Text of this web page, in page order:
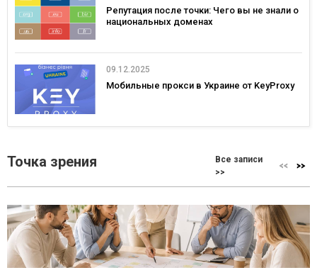
Репутация после точки: Чего вы не знали о
национальных доменах
09.12.2025
Мобильные прокси в Украине от KeyProxy
Точка зрения
Все записи
>>